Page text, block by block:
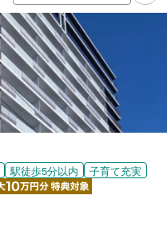
駅徒歩5分以内
子育て充実